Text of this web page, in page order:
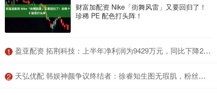
财富加配资 Nike「街舞风雷」又要回归了！
珍稀 PE 配色打头阵！
1 ​盈亚配资 拓荆科技：上半年净利润为9429万元，同比下降26.96%
2 ​天弘优配 韩娱神颜争议终结者：徐睿知生图无瑕肌，粉丝呼自带美颜_YeaJi_高文英_卢秀英